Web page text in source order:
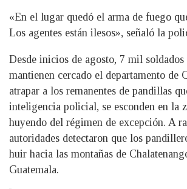
«En el lugar quedó el arma de fuego
Los agentes están ilesos», señaló la
Desde inicios de agosto, 7 mil
mantienen cercado el departamento de
atrapar a los remanentes de pandillas
inteligencia policial, se esconden en la
huyendo del régimen de excepción. A
autoridades detectaron que los
huir hacia las montañas de
Guatemala.